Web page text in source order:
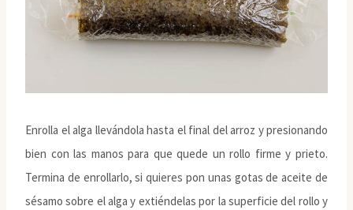
Enrolla el alga llevándola hasta el final del arroz y presionando
bien con las manos para que quede un rollo firme y prieto.
Termina de enrollarlo, si quieres pon unas gotas de aceite de
sésamo sobre el alga y extiéndelas por la superficie del rollo y